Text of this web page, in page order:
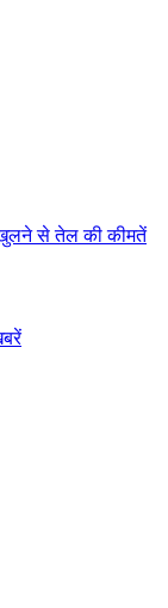
खुलने से तेल की कीमतें